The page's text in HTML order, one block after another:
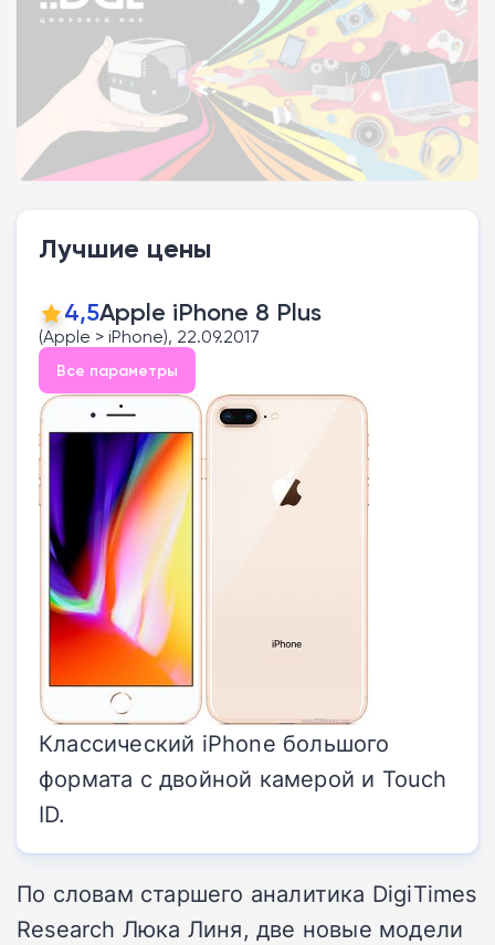
Лучшие цены
4,5Apple iPhone 8 Plus
(Apple > iPhone), 22.09.2017
Все параметры
Классический iPhone большого
формата с двойной камерой и Touch
ID.
По словам старшего аналитика DigiTimes
Research Люка Линя, две новые модели